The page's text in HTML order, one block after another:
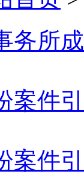
务所
案件
案件